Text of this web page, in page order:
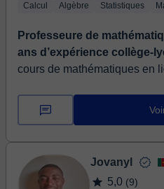
Calcul Algèbre Statistiques
Professeure de
ans d’expérience collège-
cours de mathématiques en
lycée (Seconde, Première,
Jovanyl
5,0 (9)